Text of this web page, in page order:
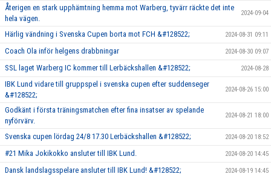
Återigen en stark upphämtning hemma mot Warberg, tyvärr räckte det inte
hela vägen.
2024-09-04
Härlig vändning i Svenska Cupen borta mot FCH &#128522; 2024-08-31 09:11
Coach Ola inför helgens drabbningar 2024-08-30 09:07
SSL laget Warberg IC kommer till Lerbäckshallen &#128522; 2024-08-28
IBK Lund vidare till gruppspel i svenska cupen efter suddenseger
&#128522;
2024-08-26 15:00
Godkänt i första träningsmatchen efter fina insatser av spelande
nyförvärv.
2024-08-21 18:00
Svenska cupen lördag 24/8 17.30 Lerbäckshallen &#128522; 2024-08-20 18:52
#21 Mika Jokikokko ansluter till IBK Lund. 2024-08-20 14:45
Dansk landslagsspelare ansluter till IBK Lund! &#128522; 2024-08-19 14:45